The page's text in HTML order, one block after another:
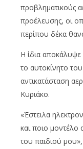
προβληματικούς
προέλευσης, οι
περίπου δέκα
Η ίδια αποκάλυψε
το αυτοκίνητο
αντικατάσταση
Κυριάκο.
«Έστειλα
και ποιο
του παιδιού